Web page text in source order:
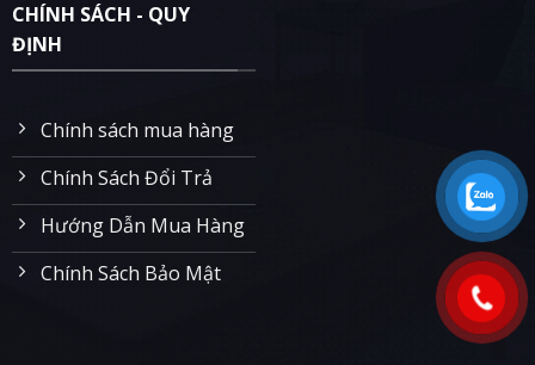
CHÍNH SÁCH - QUY
ĐỊNH
Chính sách mua hàng
Chính Sách Đổi Trả
Hướng Dẫn Mua Hàng
Chính Sách Bảo Mật